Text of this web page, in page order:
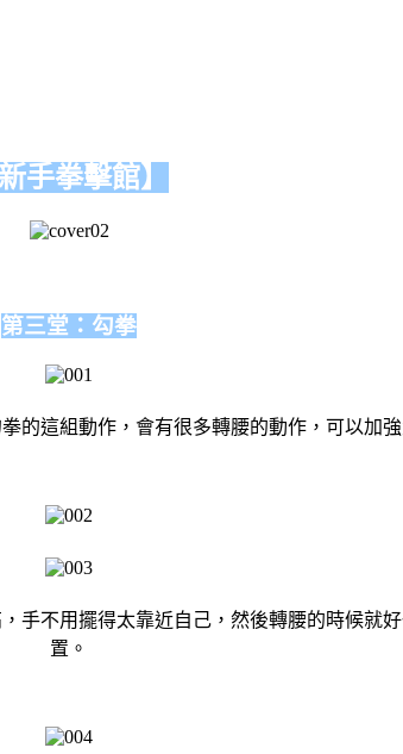
新手拳擊館】
第三堂：勾拳
的這組動作，會有很多轉腰的動作，可以加
不用擺得太靠近自己，然後轉腰的時候就
置。